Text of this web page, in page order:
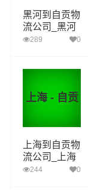
黑河到自贡物
流公司_黑河
到自贡货运_
289 0
上海 - 自贡
上海到自贡物
流公司_上海
到自贡货运_
244 0